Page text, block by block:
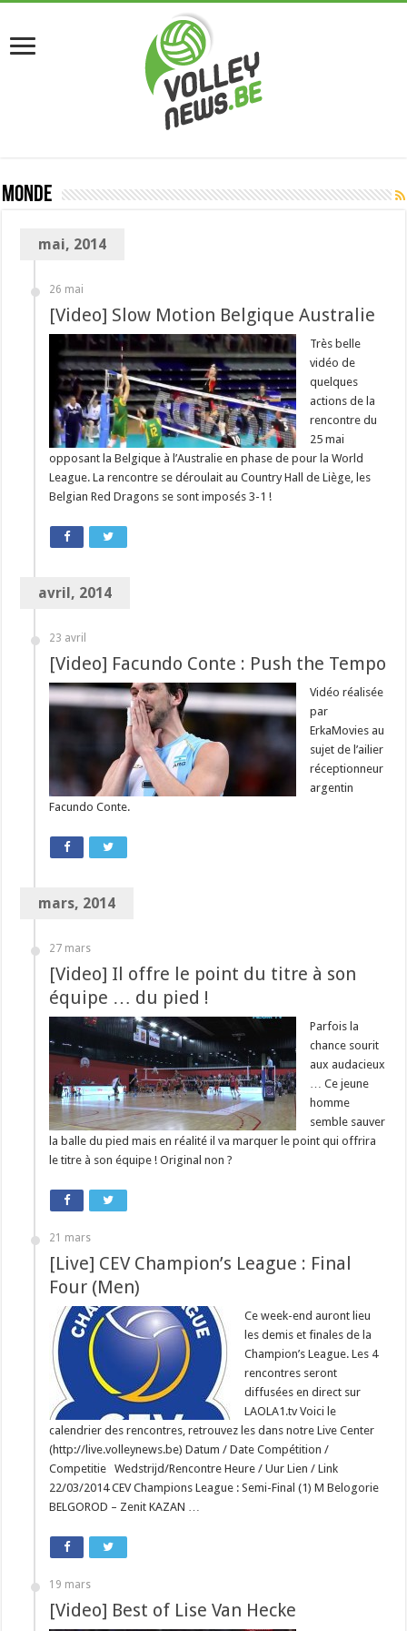
Monde
mai, 2014
26 mai
[Video] Slow Motion Belgique Australie
Très belle
vidéo de
quelques
actions de la
rencontre du
25 mai
opposant la Belgique à l’Australie en phase de pour la World
League. La rencontre se déroulait au Country Hall de Liège, les
Belgian Red Dragons se sont imposés 3-1 !
avril, 2014
23 avril
[Video] Facundo Conte : Push the Tempo
Vidéo réalisée
par
ErkaMovies au
sujet de l’ailier
réceptionneur
argentin
Facundo Conte.
mars, 2014
27 mars
[Video] Il offre le point du titre à son
équipe … du pied !
Parfois la
chance sourit
aux audacieux
… Ce jeune
homme
semble sauver
la balle du pied mais en réalité il va marquer le point qui offrira
le titre à son équipe ! Original non ?
21 mars
[Live] CEV Champion’s League : Final
Four (Men)
Ce week-end auront lieu
les demis et finales de la
Champion’s League. Les 4
rencontres seront
diffusées en direct sur
LAOLA1.tv Voici le
calendrier des rencontres, retrouvez les dans notre Live Center
(http://live.volleynews.be) Datum / Date Compétition /
Competitie Wedstrijd/Rencontre Heure / Uur Lien / Link
22/03/2014 CEV Champions League : Semi-Final (1) M Belogorie
BELGOROD – Zenit KAZAN …
19 mars
[Video] Best of Lise Van Hecke